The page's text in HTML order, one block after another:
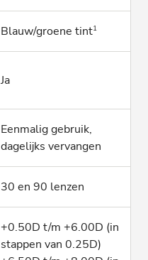
Blauw/groene tint1
Ja
Eenmalig gebruik,
dagelijks vervangen
30 en 90 lenzen
+0.50D t/m +6.00D (in
stappen van 0.25D)